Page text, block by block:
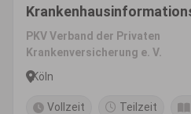
em
PKV Verband der Privaten
Krankenversicherung e. V.
Köln
Vollzeit Teilzeit